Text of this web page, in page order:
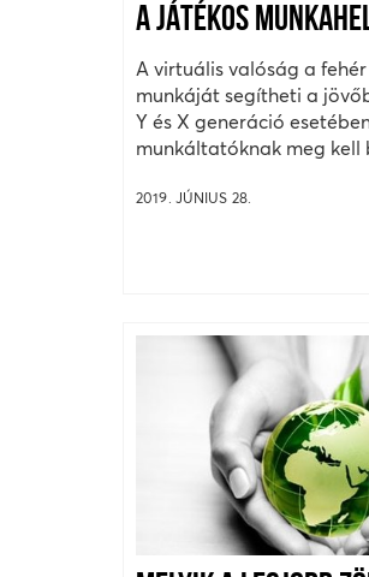
A JÁTÉKOS
A virtuális valóság a
munkáját segítheti a
Y és X generáció
munkáltatóknak meg kell
2019. JÚNIUS 28.